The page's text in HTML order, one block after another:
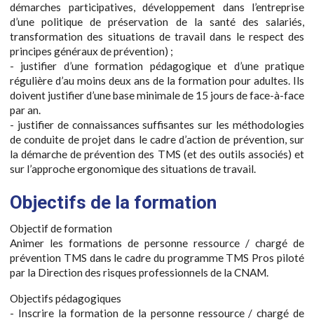
démarches participatives, développement dans l’entreprise
d’une politique de préservation de la santé des salariés,
transformation des situations de travail dans le respect des
principes généraux de prévention) ;
- justifier d’une formation pédagogique et d’une pratique
régulière d’au moins deux ans de la formation pour adultes. Ils
doivent justifier d’une base minimale de 15 jours de face-à-face
par an.
- justifier de connaissances suffisantes sur les méthodologies
de conduite de projet dans le cadre d’action de prévention, sur
la démarche de prévention des TMS (et des outils associés) et
sur l’approche ergonomique des situations de travail.
Objectifs de la formation
Objectif de formation
Animer les formations de personne ressource / chargé de
prévention TMS dans le cadre du programme TMS Pros piloté
par la Direction des risques professionnels de la CNAM.
Objectifs pédagogiques
- Inscrire la formation de la personne ressource / chargé de